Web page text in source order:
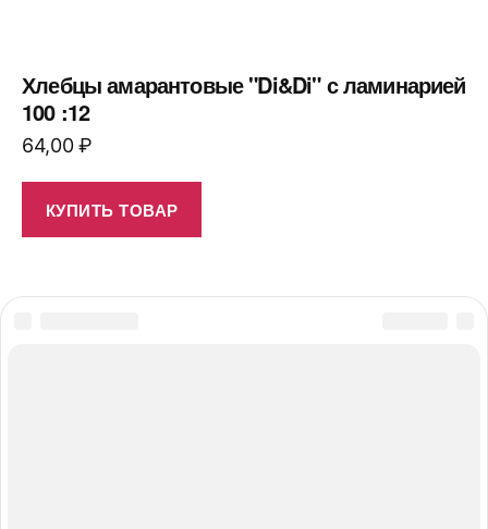
Хлебцы амарантовые "Di&Di" с ламинарией
100 :12
64,00₽
КУПИТЬ ТОВАР